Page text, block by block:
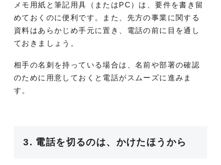
メモ用紙と筆記用具（またはPC）は、要件を書き留
めておくのに便利です。また、先方の事業に関する
資料はあらかじめ手元に置き、電話の前に目を通し
ておきましょう。
相手の名刺を持っている場合は、名前や部署の確認
のために用意しておくと電話がスムーズに進みま
す。
3. 電話を切るのは、かけたほうから